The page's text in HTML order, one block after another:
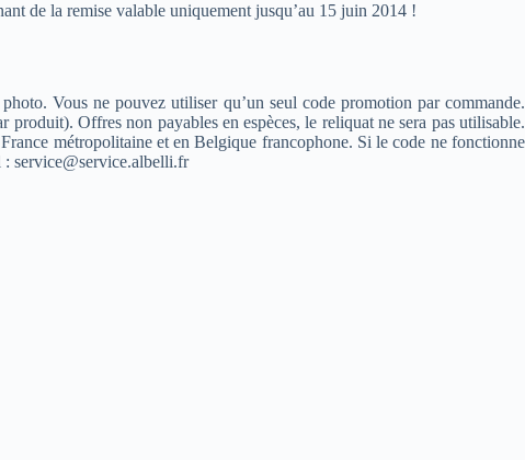
de la remise valable uniquement jusqu’au 15 juin 2014 !
Vous ne pouvez utiliser qu’un seul code promotion par commande.
Offres non payables en espèces, le reliquat ne sera pas utilisable.
métropolitaine et en Belgique francophone. Si le code ne fonctionne
: service@service.albelli.fr